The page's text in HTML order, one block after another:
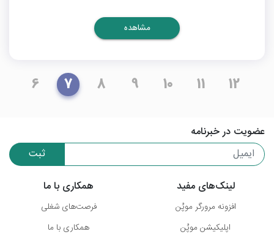
مشاهده
6 7 8 9 10 11 12
عضویت در خبرنامه
ثبت
لینک‌های مفید
افزونه مرورگر موپُن
اپلیکیشن موپُن
همکاری با ما
فرصت‌های شغلی
همکاری با ما